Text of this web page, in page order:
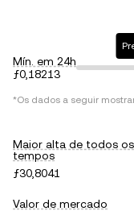
Mín. em 24h
ƒ0,18213
*Os dados a seguir
Maior alta de todos os
tempos
ƒ30,8041
Valor de mercado